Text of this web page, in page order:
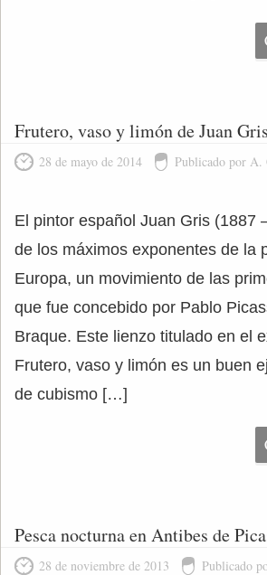
Frutero, vaso y limón de Juan Gris
28 de mayo de 2014 Publicado por A.
El pintor español Juan Gris (1887
de los máximos exponentes de la
Europa, un movimiento de las
que fue concebido por Pablo
Braque. Este lienzo titulado en el
Frutero, vaso y limón es un buen
de cubismo […]
Pesca nocturna en Antibes de
28 de noviembre de 2013 Publicado